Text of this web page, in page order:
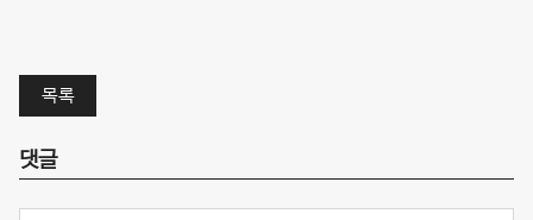
목록
댓글